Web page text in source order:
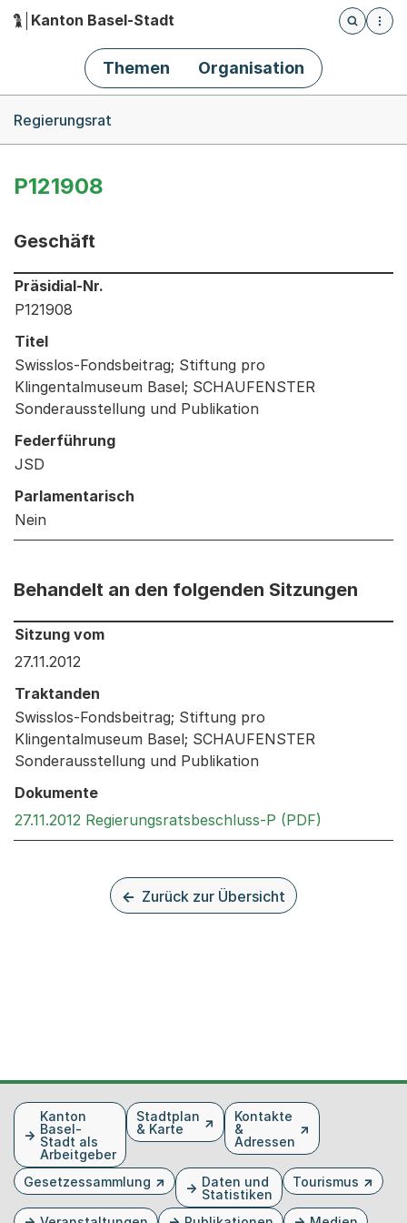
Hauptnavigation
Kanton Basel-Stadt
Öffnet
Themen Organisation
Regierungsrat
P121908
Geschäft
Informationen zum Ausgewählten Geschäft
Präsidial-Nr.
P121908
Titel
Swisslos-Fondsbeitrag; Stiftung pro
Klingentalmuseum Basel; SCHAUFENSTER
Sonderausstellung und Publikation
Federführung
JSD
Parlamentarisch
Nein
Behandelt an den folgenden Sitzungen
Behandelt an den folgenden Sitzungen: Informationen
Sitzung vom
27.11.2012
Traktanden
Swisslos-Fondsbeitrag; Stiftung pro
Klingentalmuseum Basel; SCHAUFENSTER
Sonderausstellung und Publikation
Dokumente
27.11.2012 Regierungsratsbeschluss-P (PDF)
Zurück zur Übersicht
FusszeileKanton
Basel-
Stadt als
Arbeitgeber
Stadtplan
& Karte
Kontakte
&
Adressen
Gesetzessammlung
Daten und
Statistiken
Tourismus